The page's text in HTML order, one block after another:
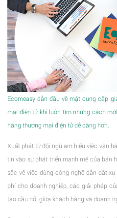
Ecomeasy dẫn đầu về mặt cung cấp
mại điện tử khi luôn tìm những cách
hàng thương mại điện tử dễ dàng hơn.
Xuất phát từ đội ngũ am hiểu việc vận
tin vào sự phát triển mạnh mẽ của bán
sắc về việc dùng công nghệ dẫn dắt
phí cho doanh nghiệp, các giải pháp
tạo cầu nối giữa khách hàng và doanh